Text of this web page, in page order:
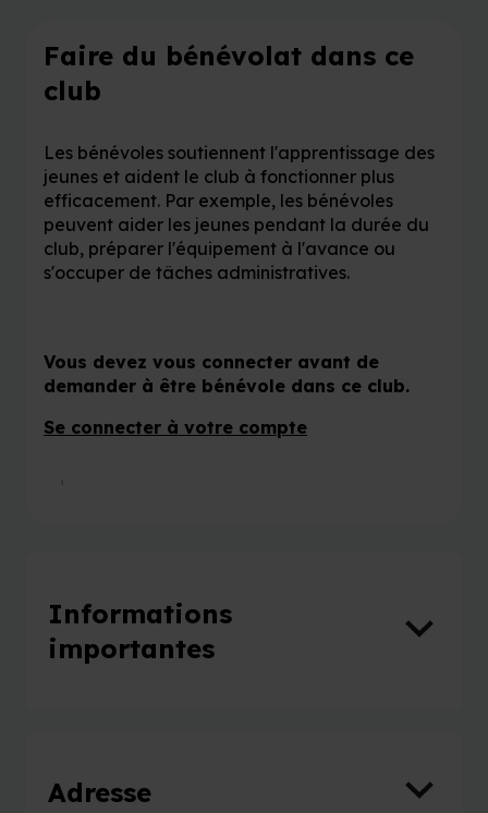
Faire du bénévolat dans ce
club
Les bénévoles soutiennent l'apprentissage des
jeunes et aident le club à fonctionner plus
efficacement. Par exemple, les bénévoles
peuvent aider les jeunes pendant la durée du
club, préparer l'équipement à l'avance ou
s'occuper de tâches administratives.
Vous devez vous connecter avant de
demander à être bénévole dans ce club.
Se connecter à votre compte
Informations
importantes
Adresse